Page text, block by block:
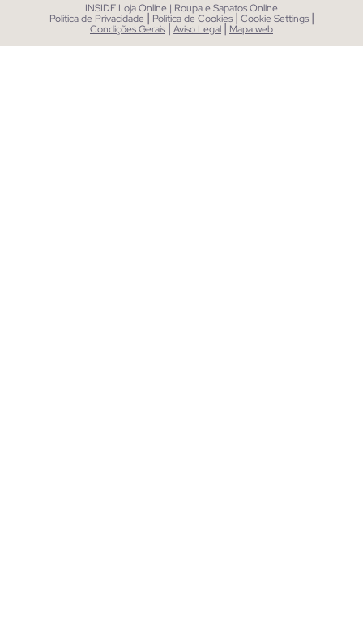
INSIDE Loja Online | Roupa e Sapatos Online
Política de Privacidade | Política de Cookies | Cookie Settings |
Condições Gerais|Aviso Legal| Mapa web